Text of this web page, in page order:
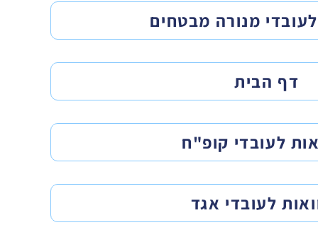
מנורה מבטחים
דף הבית
לעובדי קופ"ח
לעובדי אגד